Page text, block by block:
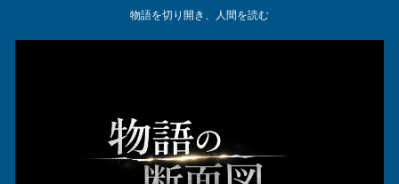
物語を切り開き、人間を読む